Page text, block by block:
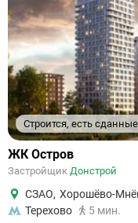
Строится, есть сданные
ЖК Остров
Застройщик Донстрой
СЗАО, Хорошёво-
Терехово
5 мин.